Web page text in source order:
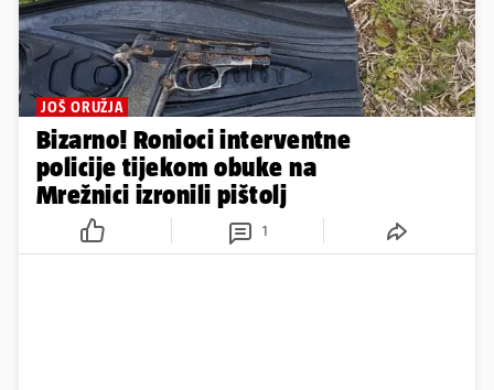
JOŠ ORUŽJA
Bizarno! Ronioci interventne
policije tijekom obuke na
Mrežnici izronili pištolj
1